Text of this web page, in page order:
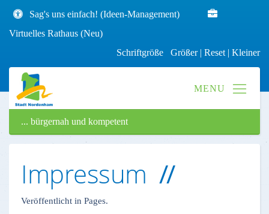
Sag's uns einfach! (Ideen-Management)
Virtuelles Rathaus (Neu)
Schriftgröße Größer| Reset | Kleiner
... bürgernah und kompetent
Impressum
Veröffentlicht in Pages.